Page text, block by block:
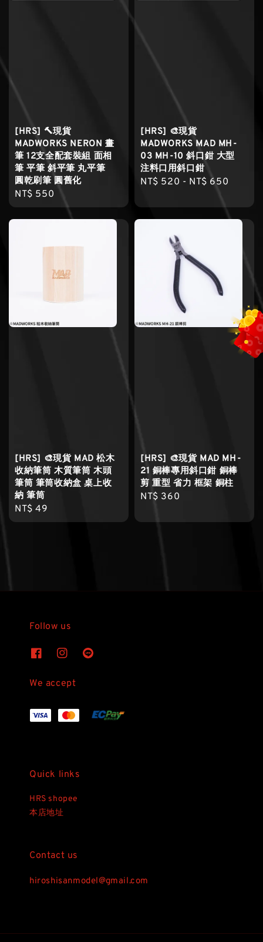
[HRS] 🔨現貨
MADWORKS NERON 畫
筆 12支全配套裝組 面相
筆 平筆 斜平筆 丸平筆
圓乾刷筆 圓舊化
Regular
price
NT$ 550
[HRS] 🎨現貨
MADWORKS MAD MH-
03 MH-10 斜口鉗 大型
注料口用斜口鉗
Regular
NT$ 520 - NT$ 650
[HRS] 🎨現貨 MAD 松木
收納筆筒 木質筆筒 木頭
筆筒 筆筒收納盒 桌上收
納 筆筒
Regular
price
NT$ 49
[HRS] 🎨現貨 MAD MH-
21 銅棒專用斜口鉗 銅棒
剪 重型 省力 框架 銅柱
Regular
NT$ 360
Follow us
We accept
Quick links
HRS shopee
本店地址
Contact us
hiroshisanmodel@gmail.com